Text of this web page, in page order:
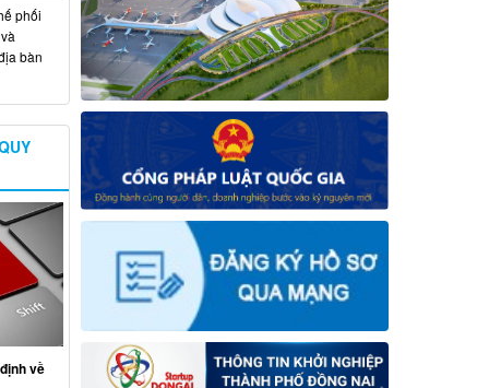
phối
bàn
về